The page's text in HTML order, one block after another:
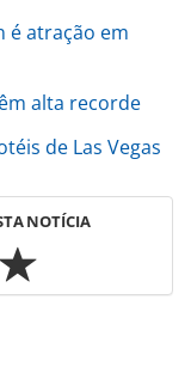
é atração em
alta recorde
de Las Vegas
NOTÍCIA